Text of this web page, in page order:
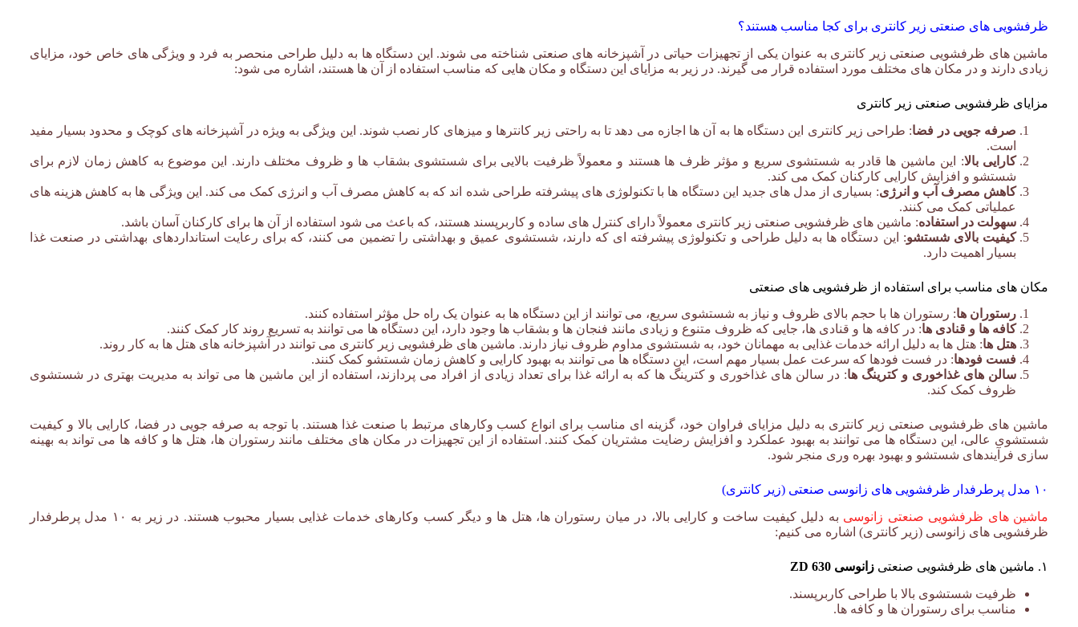
ظرفشویی های صنعتی زیر کانتری برای کجا مناسب هستند؟
ماشین های ظرفشویی صنعتی زیر کانتری به عنوان یکی از تجهیزات حیاتی در آشپزخانه های صنعتی شناخته می شوند. این دستگاه ها به دلیل طراحی منحصر به فرد و ویژگی های خاص خود، مزایای
زیادی دارند و در مکان های مختلف مورد استفاده قرار می گیرند. در زیر به مزایای این دستگاه و مکان هایی که مناسب استفاده از آن ها هستند، اشاره می شود:
مزایای ظرفشویی صنعتی زیر کانتری
صرفه جویی در فضا: طراحی زیر کانتری این دستگاه ها به آن ها اجازه می دهد تا به راحتی زیر کانترها و میزهای کار نصب شوند. این ویژگی به ویژه در آشپزخانه های کوچک و محدود بسیار مفید
است.
کارایی بالا: این ماشین ها قادر به شستشوی سریع و مؤثر ظرف ها هستند و معمولاً ظرفیت بالایی برای شستشوی بشقاب ها و ظروف مختلف دارند. این موضوع به کاهش زمان لازم برای
شستشو و افزایش کارایی کارکنان کمک می کند.
کاهش مصرف آب و انرژی: بسیاری از مدل های جدید این دستگاه ها با تکنولوژی های پیشرفته طراحی شده اند که به کاهش مصرف آب و انرژی کمک می کند. این ویژگی ها به کاهش هزینه های
عملیاتی کمک می کنند.
سهولت در استفاده: ماشین های ظرفشویی صنعتی زیر کانتری معمولاً دارای کنترل های ساده و کاربرپسند هستند، که باعث می شود استفاده از آن ها برای کارکنان آسان باشد.
کیفیت بالای شستشو: این دستگاه ها به دلیل طراحی و تکنولوژی پیشرفته ای که دارند، شستشوی عمیق و بهداشتی را تضمین می کنند، که برای رعایت استانداردهای بهداشتی در صنعت غذا
بسیار اهمیت دارد.
مکان های مناسب برای استفاده از ظرفشویی های صنعتی
رستوران ها: رستوران ها با حجم بالای ظروف و نیاز به شستشوی سریع، می توانند از این دستگاه ها به عنوان یک راه حل مؤثر استفاده کنند.
کافه ها و قنادی ها: در کافه ها و قنادی ها، جایی که ظروف متنوع و زیادی مانند فنجان ها و بشقاب ها وجود دارد، این دستگاه ها می توانند به تسریع روند کار کمک کنند.
هتل ها: هتل ها به دلیل ارائه خدمات غذایی به مهمانان خود، به شستشوی مداوم ظروف نیاز دارند. ماشین های ظرفشویی زیر کانتری می توانند در آشپزخانه های هتل ها به کار روند.
فست فودها: در فست فودها که سرعت عمل بسیار مهم است، این دستگاه ها می توانند به بهبود کارایی و کاهش زمان شستشو کمک کنند.
سالن های غذاخوری و کترینگ ها: در سالن های غذاخوری و کترینگ ها که به ارائه غذا برای تعداد زیادی از افراد می پردازند، استفاده از این ماشین ها می تواند به مدیریت بهتری در شستشوی
ظروف کمک کند.
ماشین های ظرفشویی صنعتی زیر کانتری به دلیل مزایای فراوان خود، گزینه ای مناسب برای انواع کسب وکارهای مرتبط با صنعت غذا هستند. با توجه به صرفه جویی در فضا، کارایی بالا و کیفیت
شستشوی عالی، این دستگاه ها می توانند به بهبود عملکرد و افزایش رضایت مشتریان کمک کنند. استفاده از این تجهیزات در مکان های مختلف مانند رستوران ها، هتل ها و کافه ها می تواند به بهینه
سازی فرآیندهای شستشو و بهبود بهره وری منجر شود.
۱۰ مدل پرطرفدار ظرفشویی های زانوسی صنعتی (زیر کانتری)
ماشین های ظرفشویی صنعتی زانوسی
به دلیل کیفیت ساخت و کارایی بالا، در میان رستوران ها، هتل ها و دیگر کسب وکارهای خدمات غذایی بسیار محبوب هستند. در زیر به ۱۰ مدل پرطرفدار
ظرفشویی های زانوسی (زیر کانتری) اشاره می کنیم:
۱. ماشین های ظرفشویی صنعتی
زانوسی ZD 630
ظرفیت شستشوی بالا با طراحی کاربرپسند.
مناسب برای رستوران ها و کافه ها.